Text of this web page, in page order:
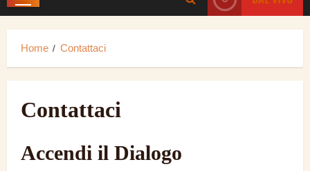
Menu
Home Contattaci
Contattaci
Accendi il Dialogo